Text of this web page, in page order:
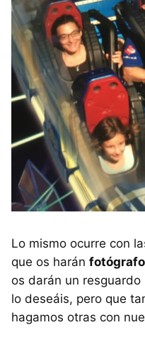
Lo mismo ocurre con
que os harán
os darán un
lo deseáis, pero que
hagamos otras con